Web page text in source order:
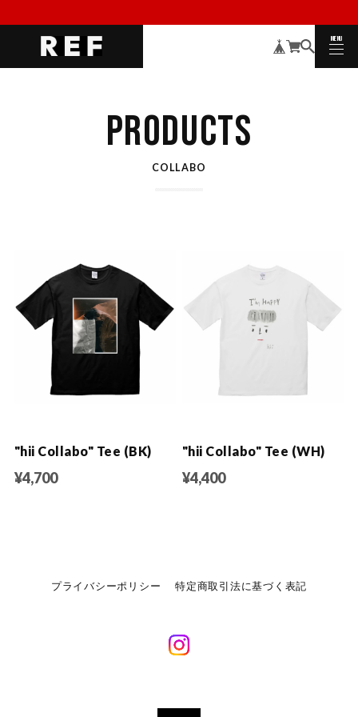
MENU
CLOSE
PRODUCTS
COLLABO
"hii Collabo" Tee (BK)
¥4,700
"hii Collabo" Tee (WH)
¥4,400
プライバシーポリシー 特定商取引法に基づく表記